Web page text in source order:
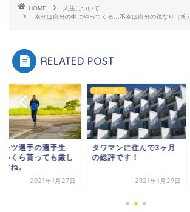
HOME
人生について
幸せは自分の中にやってくる…不幸は自分の鏡なり（笑）
RELATED POST
ついて
ーツ選手の選手生
くら貰っても厳し
ね。
2021年1月27日
タワマン購入
タワマンに住んで3ヶ月
の総評です！
2021年1月29日